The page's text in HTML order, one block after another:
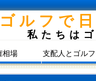
ゴルフで
私たちは
相場 支配人とゴル